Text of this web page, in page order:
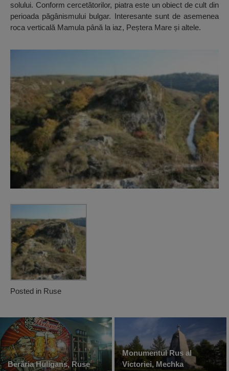
solului. Conform cercetătorilor, piatra este un obiect de cult din
perioada păgânismului bulgar. Interesante sunt de asemenea
roca verticală Mamula până la iaz, Peștera Mare și altele.
Posted in Ruse
Berăria Huligans, Ruse
Monumentul Rus al
Victoriei, Mechka